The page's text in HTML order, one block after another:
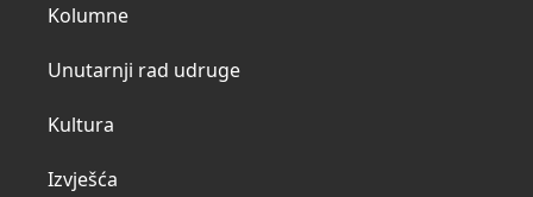
Kolumne
Unutarnji rad udruge
Kultura
Izvješća